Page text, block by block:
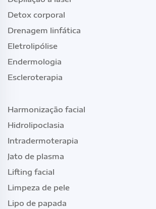
Detox corporal
Drenagem linfática
Eletrolipólise
Endermologia
Escleroterapia
Harmonização facial
Hidrolipoclasia
Intradermoterapia
Jato de plasma
Lifting facial
Limpeza de pele
Lipo de papada